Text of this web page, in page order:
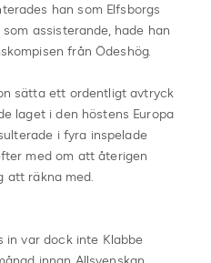
han som Elfsborgs
assisterande, hade han
från Ödeshög.
sätta ett ordentligt avtryck
laget i den höstens Europa
i fyra inspelade
med om att återigen
att räkna med.
in var dock inte Klabbe